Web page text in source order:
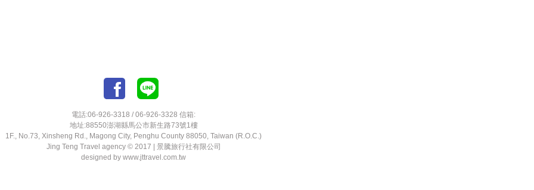
電話:06-926-3318 / 06-926-3328 信箱:
地址:88550澎湖縣馬公市新生路73號1樓
1F., No.73, Xinsheng Rd., Magong City, Penghu County 88050, Taiwan (R.O.C.)
Jing Teng Travel agency © 2017 | 景騰旅行社有限公司
designed by www.jttravel.com.tw